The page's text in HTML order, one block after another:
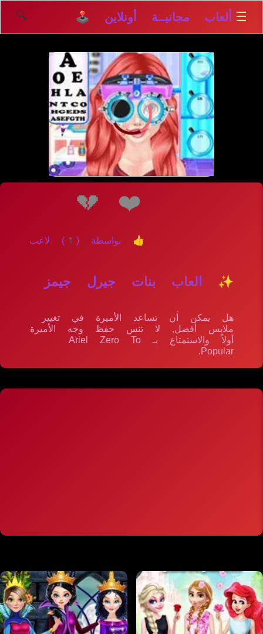
☰ ألعاب مجانيــة أونلاين 🕹️ 🔍
إلعــــب
❤️
💔
👍 بواسطة (1) لاعب
✨ العاب بنات جيرل جيمز
هل يمكن أن تساعد الأميرة في تغيير
ملابس أفضل, لا تنس حفظ وجه الأميرة
أولاً والاستمتاع بـ Ariel Zero To
Popular.